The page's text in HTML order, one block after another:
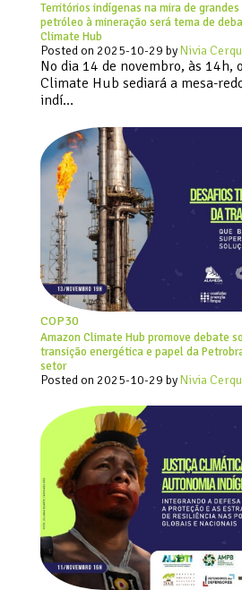
Territórios indígenas na mira de
petróleo à mineração será tema de
Climate Hub
Posted on 2025-10-29 byNivia
No dia 14 de novembro, às 14h,
Climate Hub sediará a mesa-
indí…
COP30
Amazon Climate Hub promove debate
transição energética e papel da
setor
Posted on 2025-10-29 byNivia